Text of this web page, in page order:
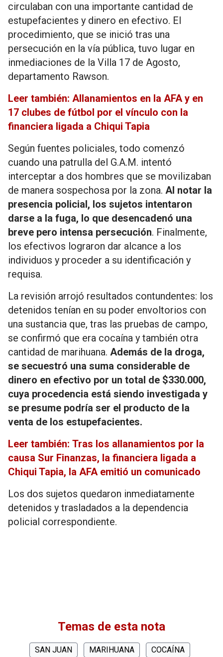
circulaban con una importante cantidad de
estupefacientes y dinero en efectivo. El
procedimiento, que se inició tras una
persecución en la vía pública, tuvo lugar en
inmediaciones de la Villa 17 de Agosto,
departamento Rawson.
Leer también: Allanamientos en la AFA y en
17 clubes de fútbol por el vínculo con la
financiera ligada a Chiqui Tapia
Según fuentes policiales, todo comenzó
cuando una patrulla del G.A.M. intentó
interceptar a dos hombres que se movilizaban
de manera sospechosa por la zona. Al notar la
presencia policial, los sujetos intentaron
darse a la fuga, lo que desencadenó una
breve pero intensa persecución. Finalmente,
los efectivos lograron dar alcance a los
individuos y proceder a su identificación y
requisa.
La revisión arrojó resultados contundentes: los
detenidos tenían en su poder envoltorios con
una sustancia que, tras las pruebas de campo,
se confirmó que era cocaína y también otra
cantidad de marihuana. Además de la droga,
se secuestró una suma considerable de
dinero en efectivo por un total de $330.000,
cuya procedencia está siendo investigada y
se presume podría ser el producto de la
venta de los estupefacientes.
Leer también: Tras los allanamientos por la
causa Sur Finanzas, la financiera ligada a
Chiqui Tapia, la AFA emitió un comunicado
Los dos sujetos quedaron inmediatamente
detenidos y trasladados a la dependencia
policial correspondiente.
Temas de esta nota
SAN JUAN MARIHUANA COCAÍNA